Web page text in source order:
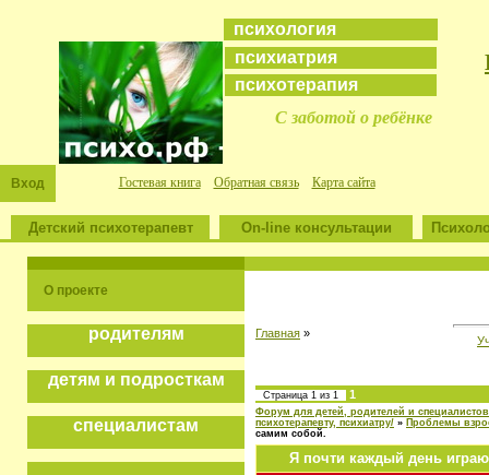
психология
психиатрия
психотерапия
С заботой о ребёнке
Вход Гостевая книга Обратная связь Карта сайта
Детский психотерапевт On-line консультации
О проекте
родителям
детям и подросткам
специалистам
Главная »
Страница 1 из 1 1
Форум для детей, родителей и специалистов
психотерапевту, психиатру/ » Проблемы
самим собой.
Я почти каждый день